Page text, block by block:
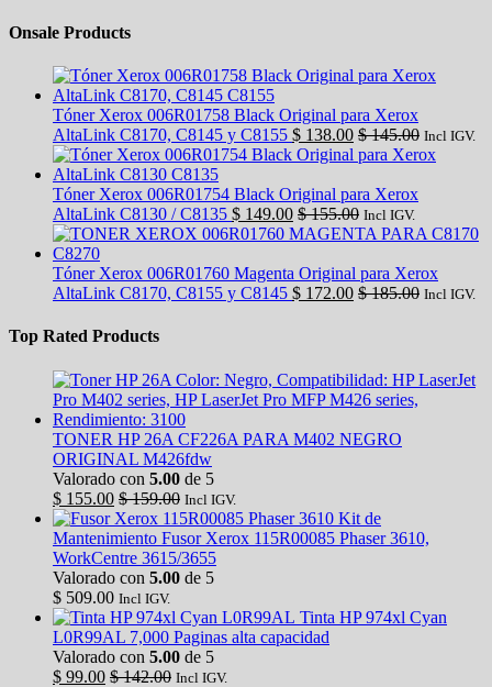
Onsale Products
Tóner Xerox 006R01758 Black Original para Xerox
AltaLink C8170, C8145 y C8155 $ 138.00 $145.00 Incl IGV.
Tóner Xerox 006R01754 Black Original para Xerox
AltaLink C8130 / C8135 $ 149.00 $155.00 Incl IGV.
Tóner Xerox 006R01760 Magenta Original para Xerox
AltaLink C8170, C8155 y C8145 $ 172.00 $185.00 Incl IGV.
Top Rated Products
TONER HP 26A CF226A PARA M402 NEGRO
ORIGINAL M426fdw
Valorado con 5.00 de 5
$ 155.00 $159.00 Incl IGV.
Kit de
Mantenimiento Fusor Xerox 115R00085 Phaser 3610,
WorkCentre 3615/3655
Valorado con 5.00 de 5
$ 509.00 Incl IGV.
Tinta HP 974xl Cyan
L0R99AL 7,000 Paginas alta capacidad
Valorado con 5.00 de 5
$ 99.00 $142.00 Incl IGV.